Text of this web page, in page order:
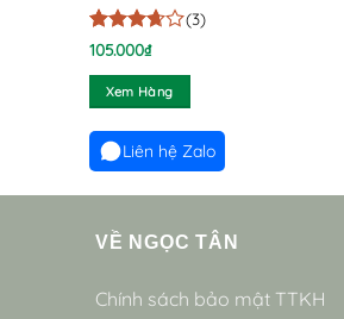
14112608
3.6666666666667
dựa trên
3
đánh giá
(3)
105.000₫
Xem Hàng
Liên hệ Zalo
VỀ NGỌC TÂN
Chính sách bảo mật TTKH